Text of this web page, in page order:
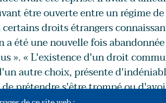
être ouverte entre un régime
certains droits étrangers
a été une nouvelle fois
». « L'existence d'un droit
autre choix, présente
prétendre s'être trompé ou